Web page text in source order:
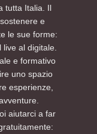
tutta Italia. Il
e
le sue forme:
al digitale.
e formativo
uno spazio
esperienze,
aiutarci a far